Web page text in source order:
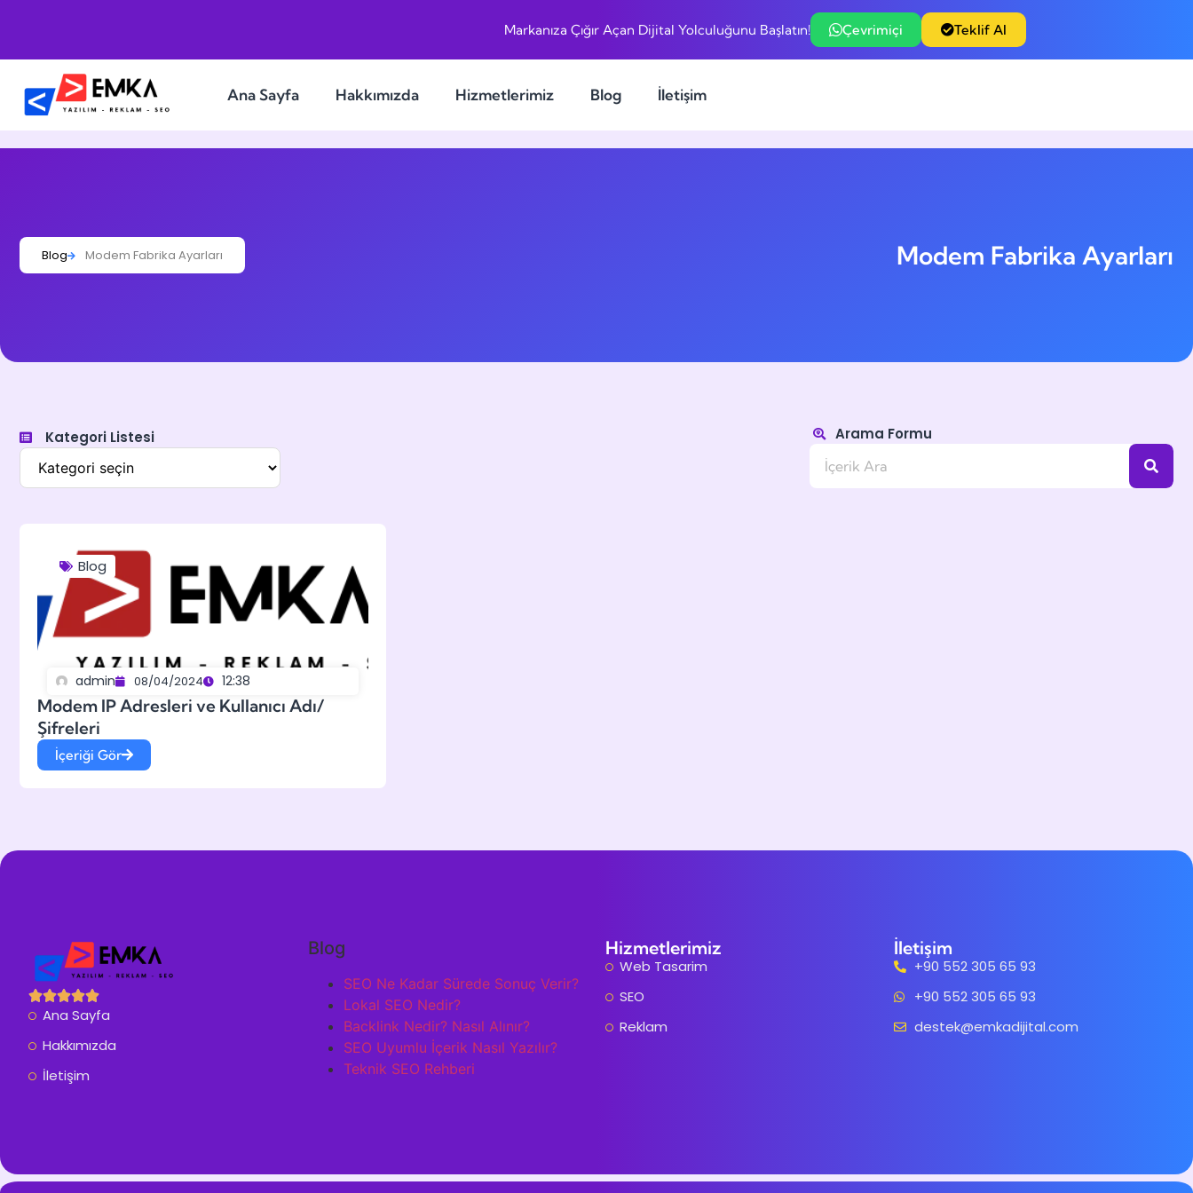
Markanıza Çığır Açan Dijital Yolculuğunu Başlatın! Çevrimiçi Teklif Al
Ana Sayfa Hakkımızda Hizmetlerimiz Blog İletişim
Blog Modem Fabrika Ayarları Modem Fabrika Ayarları
Kategori Listesi Arama Formu
admin 08/04/2024 12:38
Modem IP Adresleri ve Kullanıcı Adı/
Şifreleri
İçeriği Gör
Blog
Ana Sayfa
Hakkımızda
İletişim
Blog
SEO Ne Kadar Sürede Sonuç Verir?
Lokal SEO Nedir?
Backlink Nedir? Nasıl Alınır?
SEO Uyumlu İçerik Nasıl Yazılır?
Teknik SEO Rehberi
Hizmetlerimiz
Web Tasarim
SEO
Reklam
İletişim
+90 552 305 65 93
+90 552 305 65 93
destek@emkadijital.com